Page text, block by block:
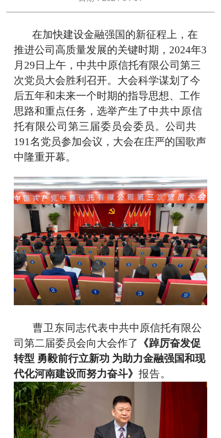
在加快建设金融强国的新征程上，在
推进公司高质量发展的关键时期， 2024年3
月 29 日上午，中共中原信托有限公司第三
次党员大会胜利召开。大会科学谋划了今
后五年和未来一个时期的指导思想、工作
思路和重点任务，选举产生了中共中原信
托有限公司第三届委员会委员 。公司共
191名党员参加会议，大会在庄严的国歌声
中隆重开幕。
曹卫东同志代表中共中原信托有限公
司第二届委员会向大会作了
《踔厉奋发促
转型 勇毅前行立新功 为助力金融强国和现
代化河南建设而努力奋斗》报告。